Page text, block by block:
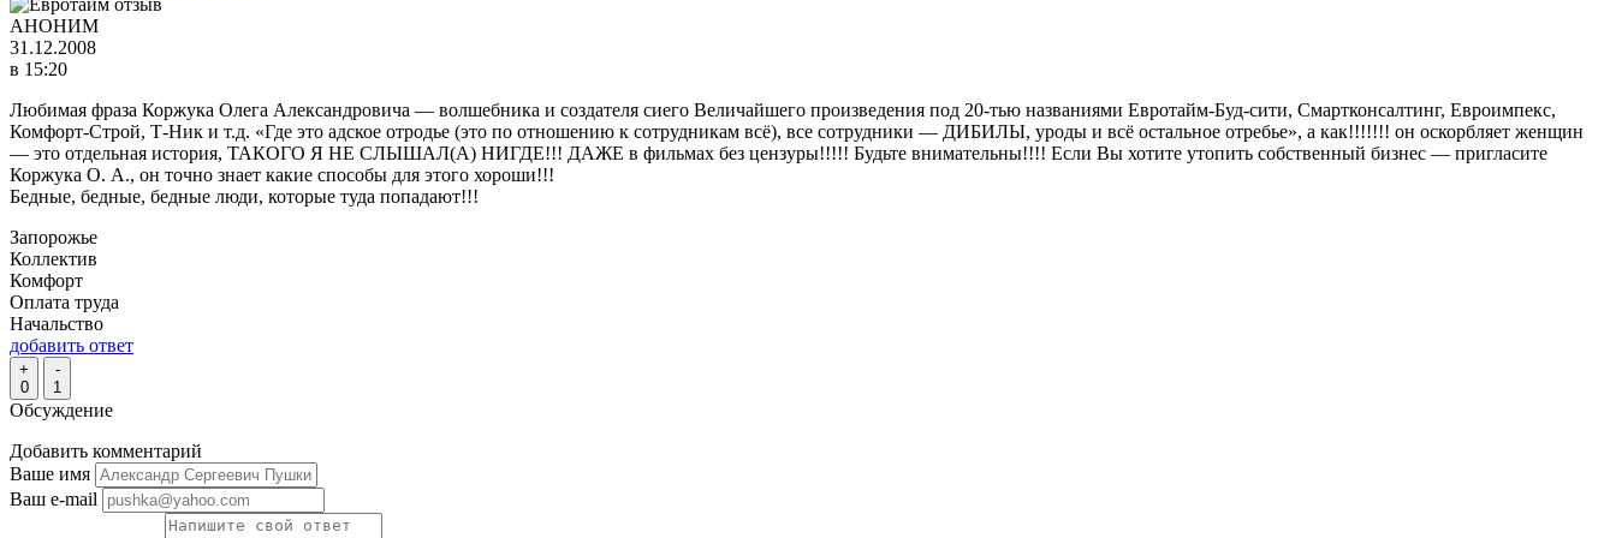
АНОНИМ
31.12.2008
в 15:20
Любимая фраза Коржука Олега Александровича — волшебника и создателя сиего Величайшего произведения под 20-тью названиями Евротайм-Буд-сити, Смартконсалтинг, Евроимпекс,
Комфорт-Строй, Т-Ник и т.д. «Где это адское отродье (это по отношению к сотрудникам всё), все сотрудники — ДИБИЛЫ, уроды и всё остальное отребье», а как!!!!!!! он оскорбляет женщин
— это отдельная история, ТАКОГО Я НЕ СЛЫШАЛ(А) НИГДЕ!!! ДАЖЕ в фильмах без цензуры!!!!! Будьте внимательны!!!! Если Вы хотите утопить собственный бизнес — пригласите
Коржука О. А., он точно знает какие способы для этого хороши!!!
Бедные, бедные, бедные люди, которые туда попадают!!!
Запорожье
Коллектив
Комфорт
Оплата труда
Начальство
добавить ответ
+
0
-
1
Обсуждение
Добавить комментарий
Ваше имя
Ваш e-mail